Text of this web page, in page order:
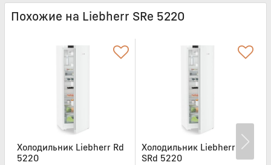
Похожие на Liebherr SRe 5220
Холодильник Liebherr Rd
5220
Холодильник Liebherr
SRd 5220